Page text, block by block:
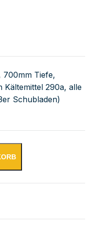
700mm Tiefe,
290a, alle
Schubladen)
mit 3x